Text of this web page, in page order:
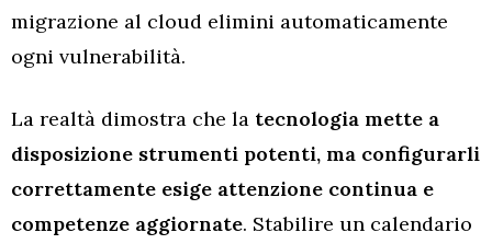
migrazione al cloud elimini automaticamente
ogni vulnerabilità.
La realtà dimostra che la tecnologia mette a
disposizione strumenti potenti, ma configurarli
correttamente esige attenzione continua e
competenze aggiornate. Stabilire un calendario